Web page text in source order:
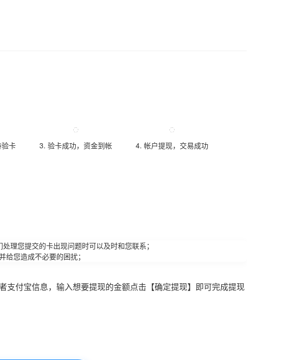
卡 3. 验卡成功，资金到帐 4. 帐户提现，交易成功
理您提交的卡出现问题时可以及时和您联系；
您造成不必要的困扰；
支付宝信息，输入想要提现的金额点击【确定提现】即可完成提现